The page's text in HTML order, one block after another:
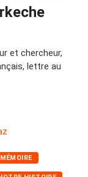
et chercheur,
lettre au